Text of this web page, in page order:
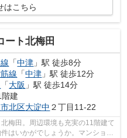
はこちら
ート北梅田
「中津 」駅 徒歩8分
線 「中津 」駅 徒歩12分
「大阪 」駅 徒歩14分
建
北区大淀中 ２丁目11-22
梅田。周辺環境も充実の11階建て
はいかがでしょうか。マンション